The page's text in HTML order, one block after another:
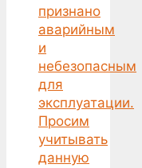
признано
аварийным
и
небезопасным
для
эксплуатации.
Просим
учитывать
данную